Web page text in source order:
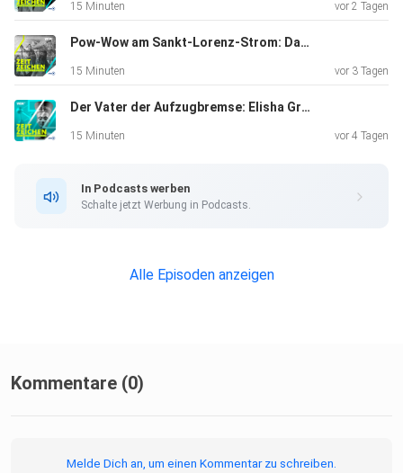
15 Minuten vor 2 Tagen
Pow-Wow am Sankt-Lorenz-Strom: Das Ende der Biberkriege
15 Minuten vor 3 Tagen
Der Vater der Aufzugbremse: Elisha Graves Otis
15 Minuten vor 4 Tagen
In Podcasts werben
Schalte jetzt Werbung in Podcasts.
Alle Episoden anzeigen
Kommentare (0)
Melde Dich an, um einen Kommentar zu schreiben.